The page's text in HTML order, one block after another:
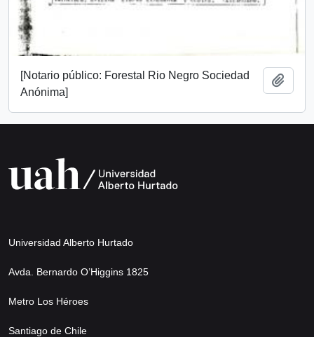
[Notario público: Forestal Rio Negro Sociedad
Anónima]
Universidad Alberto Hurtado
Avda. Bernardo O’Higgins 1825
Metro Los Héroes
Santiago de Chile